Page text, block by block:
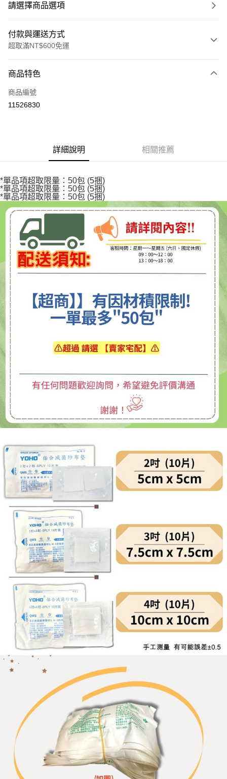
請選擇商品選項
付款與運送方式
超取滿NT$600免運
信用卡一次付款
超商取貨付款
Google Pay
全盈+PAY
AFTEE先享後付
相關說明
【關於「AFTEE先享後付」】
AFTEE先享後付是「在收到商品之後才付款」的支付方式。 讓您購物簡單
便利好安心！
３．安心：先確認商品／服務後，再付款。
【「AFTEE先享後付」結帳流程】
１．於結帳方式選擇「AFTEE先享後付」後，將跳轉至「AFTEE先享後付」
２．訂單成立數日內，您將收到繳費通知簡訊。
３．收到繳費通知簡訊後14天內，點擊此簡訊中的連結，可透過四大超商／
※ 請注意：結帳手續完成當下不需立刻繳費，但若您需要取消訂單，請聯絡
購買商品的店家。未經商家同意取消之訂單仍視為有效，需透過AFTEE先享
後付繳納相關費用。
※ 交易是否成功請以「AFTEE先享後付 」之結帳頁面顯示為準，若有關於
是否繳費成功／繳費後需取消欲退款等相關疑問，請聯繫「AFTEE先享後付
客戶支援中心」https://netprotections.freshdesk.com/support/home
１．透過由恩沛科技股份有限公司提供之「AFTEE先享後付」服務完成之交
易，需依本服務之必要範圍內提供個人資料，並將交易相關給付款項請求債
權轉讓予恩沛科技股份有限公司。
２．關於個人資料處理事宜，請瀏覽以下網址：
https://aftee.tw/terms/#terms3
３．未成年的使用者請事先徵得法定代理人或監護人之同意方可使用
「AFTEE先享後付」，若未經同意申辦者引起之損失，本公司不負相關責
任。
４．使用「AFTEE先享後付」時，將依據個別帳號之用戶狀況，依本公司即
時審查核予不同之上限額度；若仍有額度不足之情形，本公司將視審查結果
請求用戶進行身份認證。
５．嚴禁一人註冊多個帳號或使用他人資訊註冊。若發現惡意使用之情形，
恩沛科技股份有限公司將有權停止該用戶之使用額度並採取法律行動。
ATM付款
全家取貨付款
每筆NT$70，滿NT$600(含以上)免運費
7-11取貨付款
每筆NT$70，滿NT$600(含以上)免運費
宅配
每筆NT$80，滿NT$600(含以上)免運費
付款後門市自取
免運費
商品特色
商品編號
11526830
詳細說明 相關推薦
*單品項超取限量：50包 (5捆)
*單品項超取限量：50包 (5捆)
*單品項超取限量：50包 (5捆)